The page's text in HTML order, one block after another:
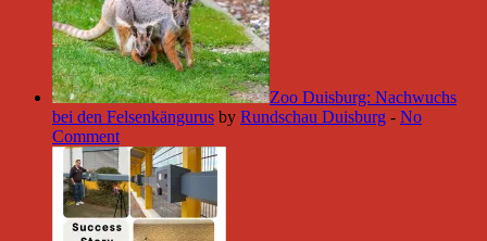
Zoo Duisburg: Nachwuchs
bei den Felsenkängurus by Rundschau Duisburg - No
Comment